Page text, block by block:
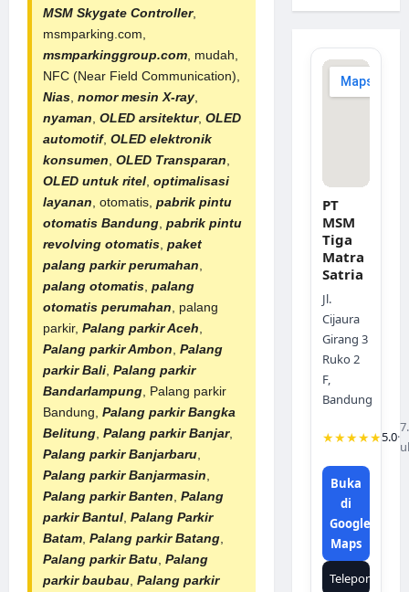
MSM Skygate Controller,
msmparking.com,
msmparkinggroup.com , mudah,
NFC (Near Field Communication),
Nias nomor mesin X-ray
nyaman OLED arsitektur, OLED
automotif, OLED elektronik
konsumen OLED Transparan
OLED untuk ritel optimalisasi
layanan , otomatis, pabrik pintu
otomatis Bandung pabrik pintu
revolving otomatis paket
palang parkir perumahan
palang otomatis palang
otomatis perumahan , palang
parkir, Palang parkir Aceh
Palang parkir Ambon Palang
parkir Bali Palang parkir
Bandarlampung , Palang parkir
Bandung, Palang parkir Bangka
Belitung Palang parkir Banjar,
Palang parkir Banjarbaru
Palang parkir Banjarmasin
Palang parkir Banten Palang
parkir Bantul Palang Parkir
Batam Palang parkir Batang
Palang parkir Batu Palang
parkir baubau Palang parkir
PT
MSM
Tiga
Matra
Satria
Jl.
Cijaura
Girang 3
Ruko 2
F,
Bandung
★★★★★5.0·
Buka
di
Google
Maps
Telepon